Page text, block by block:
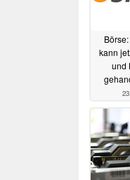
kann
und